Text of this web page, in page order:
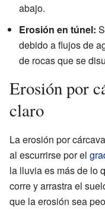
abajo.
Erosión en túnel:
debido a flujos de
de rocas que se
Erosión por
claro
La erosión por
al escurrirse por el
la lluvia es más de lo
corre y arrastra el
que la erosión sea